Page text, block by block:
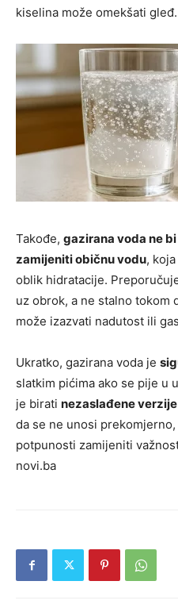
kiselina može omekšati gleđ.
Takođe, gazirana voda ne
zamijeniti običnu vodu,
oblik hidratacije.
uz obrok, a ne stalno tokom
može izazvati nadutost ili
Ukratko, gazirana voda je
slatkim pićima ako se pije u
je birati nezaslađene verzije
da se ne unosi
potpunosti zamijeniti
novi.ba